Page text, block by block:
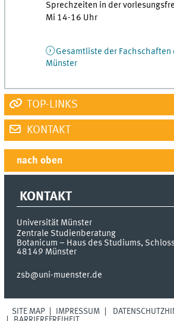
Sprechzeiten in der
Mi 14-16 Uhr
Gesamtliste der
Münster
TOP-LINKS
KONTAKT
nach oben
KONTAKT
Universität Münster
Zentrale Studienberatung
Botanicum – Haus des Studiums,
48149 Münster
zsb@uni-muenster.de
SITE MAP IMPRESSUM